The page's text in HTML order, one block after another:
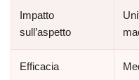
Impatto
sull’aspetto
Efficacia